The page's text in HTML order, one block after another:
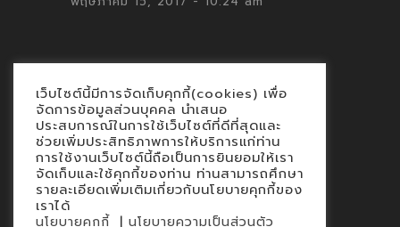
Contact
นโยบายคุกกี้
นโยบายข้อมูลส่วนบุคคล
เว็บไซต์นี้มีการจัดเก็บคุกกี้(cookies) เพื่อ
จัดการข้อมูลส่วนบุคคล นำเสนอ
ประสบการณ์ในการใช้เว็บไซต์ที่ดีที่สุดและ
ช่วยเพิ่มประสิทธิภาพการให้บริการแก่ท่าน
การใช้งานเว็บไซต์นี้ถือเป็นการยินยอมให้เรา
จัดเก็บและใช้คุกกี้ของท่าน ท่านสามารถศึกษา
รายละเอียดเพิ่มเติมเกี่ยวกับนโยบายคุกกี้ของ
เราได้
นโยบายคุกกี้ | นโยบายความเป็นส่วนตัว